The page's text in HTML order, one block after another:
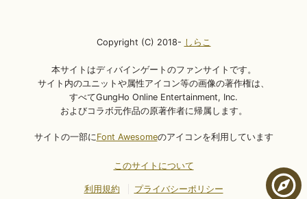
Copyright (C) 2018- しらこ
本サイトはディバインゲートのファンサイトです。
サイト内のユニットや属性アイコン等の画像の著作権は、
すべてGungHo Online Entertainment, Inc.
およびコラボ元作品の原著作者に帰属します。
サイトの一部にFont Awesomeのアイコンを利用しています
このサイトについて
利用規約 プライバシーポリシー